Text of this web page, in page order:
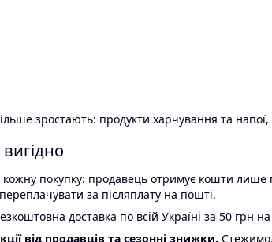
зростають: продукти харчування та
покупку: продавець отримує кошти лише
за післяплату на пошті.
доставка по всій Україні за 50 грн
від продавців та сезонні знижки.